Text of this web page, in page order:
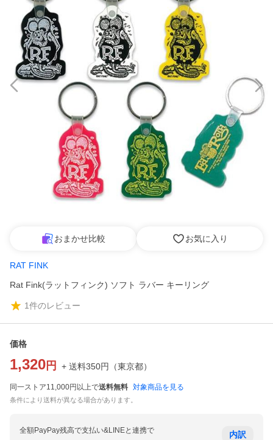
おまかせ比較 お気に入り
RAT FINK
Rat Fink(ラットフィンク) ソフト ラバー キーリング
1件のレビュー
価格
1,320 円 + 送料350円 （東京都）
同一ストア11,000円以上で送料無料 対象商品を見る
条件により送料が異なる場合があります。
全額PayPay残高で支払い&LINEと連携で 内訳